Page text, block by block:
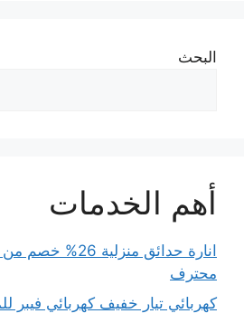
البحث
أهم الخدمات
انارة حدائق
محترف
كهربائي تيار خفيف كهربائي فيبر للمنازل